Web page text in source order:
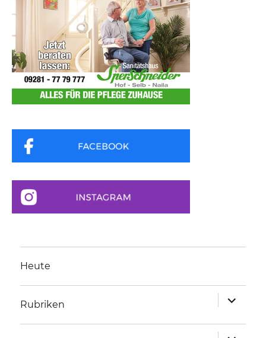
Heute
Rubriken
anzeigen